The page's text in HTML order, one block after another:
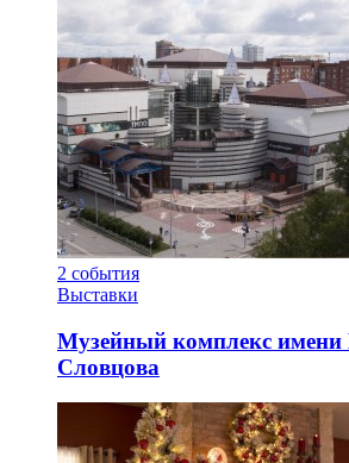
2 события
Выставки
Музейный комплекс
Словцова